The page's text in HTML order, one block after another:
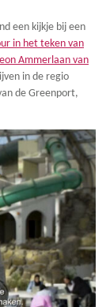
een kijkje bij een
in het teken van
Ammerlaan van
in de regio
de Greenport,